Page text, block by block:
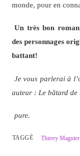
monde, pour en
Un très bon
des personnages
battant!
Je vous parlerai à
auteur : Le bâtard de
pure.
TAGGÉ Thierry Magnier